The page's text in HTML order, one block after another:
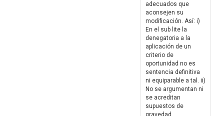
adecuados que
aconsejen su
modificación. Así: i)
En el sub lite la
denegatoria a la
aplicación de un
criterio de
oportunidad no es
sentencia definitiva
ni equiparable a tal. ii)
No se argumentan ni
se acreditan
supuestos de